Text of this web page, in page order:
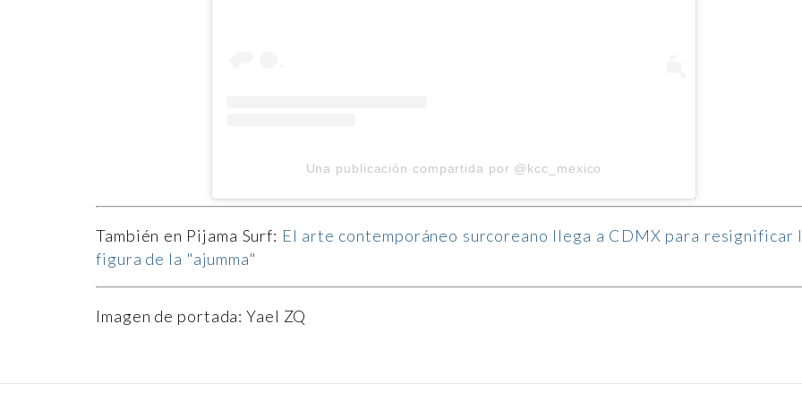
Una publicación compartida por @kcc_mexico
También en Pijama Surf: El arte contemporáneo surcoreano llega a CDMX para resignificar
figura de la "ajumma"
Imagen de portada: Yael ZQ